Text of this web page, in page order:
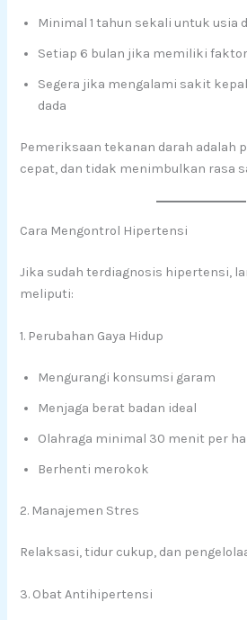
Minimal 1 tahun sekali untuk usia
Setiap 6 bulan jika memiliki
Segera jika mengalami sakit
dada
Pemeriksaan tekanan darah adalah
cepat, dan tidak menimbulkan rasa
Cara Mengontrol Hipertensi
Jika sudah terdiagnosis hipertensi,
meliputi:
1. Perubahan Gaya Hidup
Mengurangi konsumsi garam
Menjaga berat badan ideal
Olahraga minimal 30 menit per
Berhenti merokok
2. Manajemen Stres
Relaksasi, tidur cukup, dan
3. Obat Antihipertensi